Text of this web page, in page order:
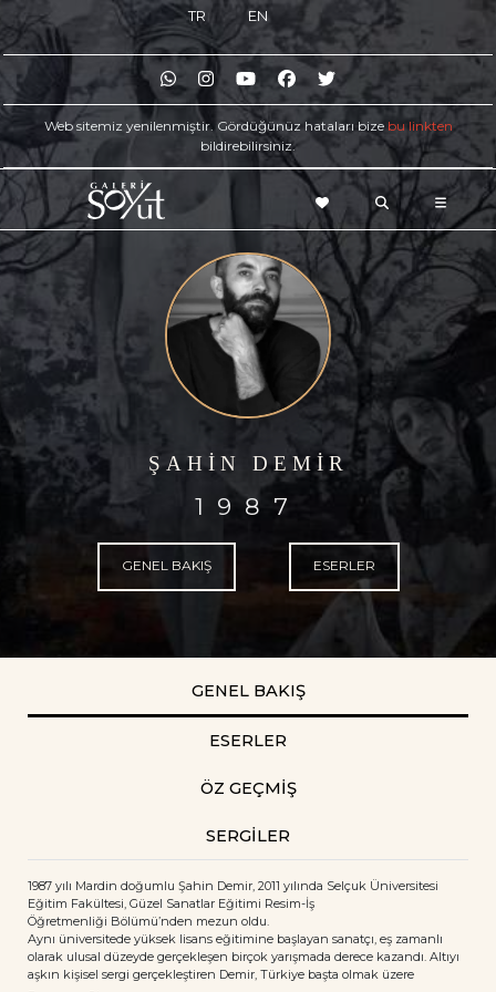
TR EN
Web sitemiz yenilenmiştir. Gördüğünüz hataları bize bu linkten
bildirebilirsiniz.
ŞAHİN DEMİR
1987
GENEL BAKIŞ ESERLER
GENEL BAKIŞ
ESERLER
ÖZ GEÇMİŞ
SERGİLER
1987 yılı Mardin doğumlu Şahin Demir, 2011 yılında Selçuk Üniversitesi
Eğitim Fakültesi, Güzel Sanatlar Eğitimi Resim-İş
Öğretmenliği Bölümü’nden mezun oldu.
Aynı üniversitede yüksek lisans eğitimine başlayan sanatçı, eş zamanlı
olarak ulusal düzeyde gerçekleşen birçok yarışmada derece kazandı. Altıyı
aşkın kişisel sergi gerçekleştiren Demir, Türkiye başta olmak üzere